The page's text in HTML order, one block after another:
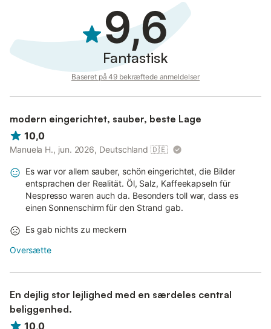
9,6
Fantastisk
Baseret på 49 bekræftede anmeldelser
modern eingerichtet, sauber, beste Lage
10,0
Manuela H., jun. 2026, Deutschland 🇩🇪
Es war vor allem sauber, schön eingerichtet, die Bilder
entsprachen der Realität. Öl, Salz, Kaffeekapseln für
Nespresso waren auch da. Besonders toll war, dass es
einen Sonnenschirm für den Strand gab.
Es gab nichts zu meckern
Oversætte
En dejlig stor lejlighed med en særdeles central
beliggenhed.
10,0